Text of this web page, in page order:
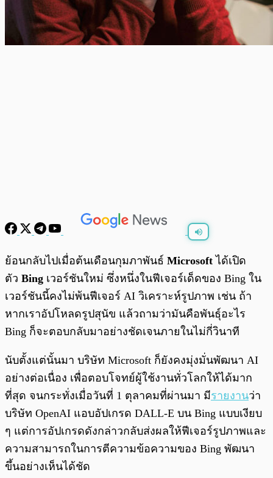
พร้อมเล่น 0:00 / 0:00
ย้อนกลับไปเมื่อต้นเดือนกุมภาพันธ์ Microsoft ได้เปิด
ตัว Bing เวอร์ชันใหม่ ซึ่งหนึ่งในฟีเจอร์เด็ดของ Bing ใน
เวอร์ชันนี้คงไม่พ้นฟีเจอร์ AI วิเคราะห์รูปภาพ เช่น ถ้า
หากเราอัปโหลดรูปสุนัข แล้วถามว่ามันคือพันธุ์อะไร
Bing ก็จะตอบกลับมาอย่างชัดเจนภายในไม่กี่วินาที
นับตั้งแต่นั้นมา บริษัท Microsoft ก็ยังคงมุ่งมั่นพัฒนา AI
อย่างต่อเนื่อง เพื่อตอบโจทย์ผู้ใช้งานทั่วโลกให้ได้มาก
ที่สุด จนกระทั่งเมื่อวันที่ 1 ตุลาคมที่ผ่านมา มีรายงานว่า
บริษัท OpenAI แอบอัปเกรด DALL-E บน Bing แบบเงียบ
ๆ แต่การอัปเกรดดังกล่าวกลับส่งผลให้ฟีเจอร์รูปภาพและ
ความสามารถในการตีความข้อความของ Bing พัฒนา
ขึ้นอย่างเห็นได้ชัด